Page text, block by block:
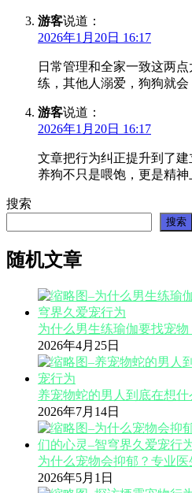
游客说道：
2026年1月20日 16:17
日常管理和全家一致这两
练，其他人溺爱，狗狗就会
游客说道：
2026年1月20日 16:17
文章把行为纠正提升到了建
养狗不只是喂饱，更是精神
搜索
搜索
随机文章
为什么男生练瑜伽要找宠物
2026年4月25日
养宠物蛇的男人到底在想什
2026年7月14日
为什么宠物会抑郁？专业
2026年5月1日